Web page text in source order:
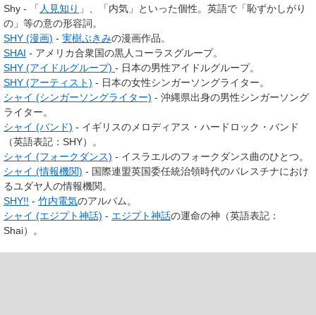
Shy - 「 人見知り 」、「内気」といった個性。英語で「恥ずかしがり
の」等の意の形容詞。
SHY (漫画) - 実樹ぶきみの漫画作品。
SHAI - アメリカ合衆国の黒人コーラスグループ。
SHY (アイドルグループ) - 日本の男性アイドルグループ。
SHY (アーティスト) - 日本の女性シンガーソングライター。
シャイ (シンガーソングライター) - 沖縄県出身の男性シンガーソング
ライター。
シャイ (バンド) - イギリスのメロディアス・ハードロック・バンド
（英語表記：SHY）。
シャイ (フォークダンス) - イスラエルのフォークダンス曲のひとつ。
シャイ (情報機関) - 国際連盟英国委任統治領時代のパレスチナにおけ
るユダヤ人の情報機関。
SHY!! - 竹内電気のアルバム。
シャイ (エジプト神話) - エジプト神話の運命の神（英語表記：
Shai）。